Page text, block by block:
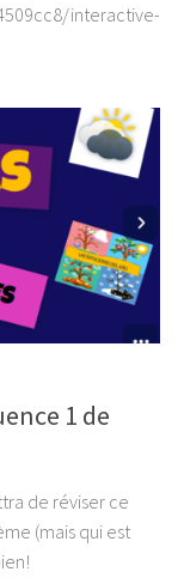
interactive-
1 de
de réviser ce
(mais qui est